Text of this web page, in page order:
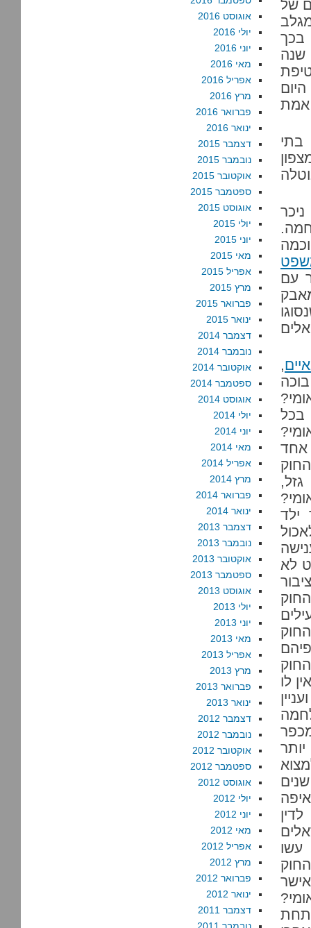
של
בכך
שנה
אמת
בתי
עם
האלים
,
בכל
אחד
ילד
לא
לו
עשו
יותר מ-40 שנה תחת
אוגוסט 2016
יולי 2016
יוני 2016
מאי 2016
אפריל 2016
מרץ 2016
פברואר 2016
ינואר 2016
דצמבר 2015
נובמבר 2015
אוקטובר 2015
ספטמבר 2015
אוגוסט 2015
יולי 2015
יוני 2015
מאי 2015
אפריל 2015
מרץ 2015
פברואר 2015
ינואר 2015
דצמבר 2014
נובמבר 2014
אוקטובר 2014
ספטמבר 2014
אוגוסט 2014
יולי 2014
יוני 2014
מאי 2014
אפריל 2014
מרץ 2014
פברואר 2014
ינואר 2014
דצמבר 2013
נובמבר 2013
אוקטובר 2013
ספטמבר 2013
אוגוסט 2013
יולי 2013
יוני 2013
מאי 2013
אפריל 2013
מרץ 2013
פברואר 2013
ינואר 2013
דצמבר 2012
נובמבר 2012
אוקטובר 2012
ספטמבר 2012
אוגוסט 2012
יולי 2012
יוני 2012
מאי 2012
אפריל 2012
מרץ 2012
פברואר 2012
ינואר 2012
דצמבר 2011